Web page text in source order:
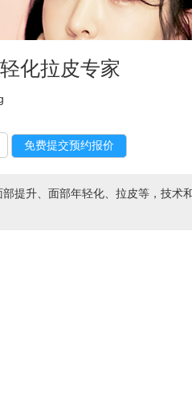
化拉皮专家
提升、面部年轻化、拉皮等，技术